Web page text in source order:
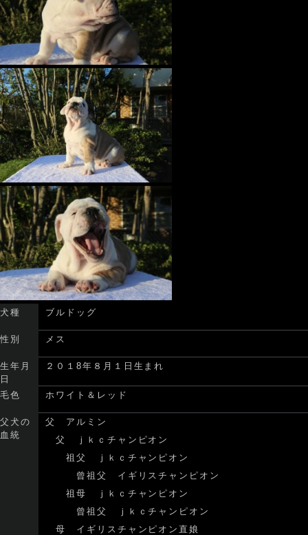
犬種 ブルドッグ
性別 メス
生年月
日
２０１8年８月１日生まれ
毛色 ホワイト＆レッド
父犬の
血統
父 アルミン
父 ｊｋｃチャンピオン
祖父 ｊｋｃチャンピオン
曾祖父 イギリスチャンピオン
祖母 ｊｋｃチャンピオン
曾祖父 ｊｋｃチャンピオン
母 イギリスチャンピオン直娘